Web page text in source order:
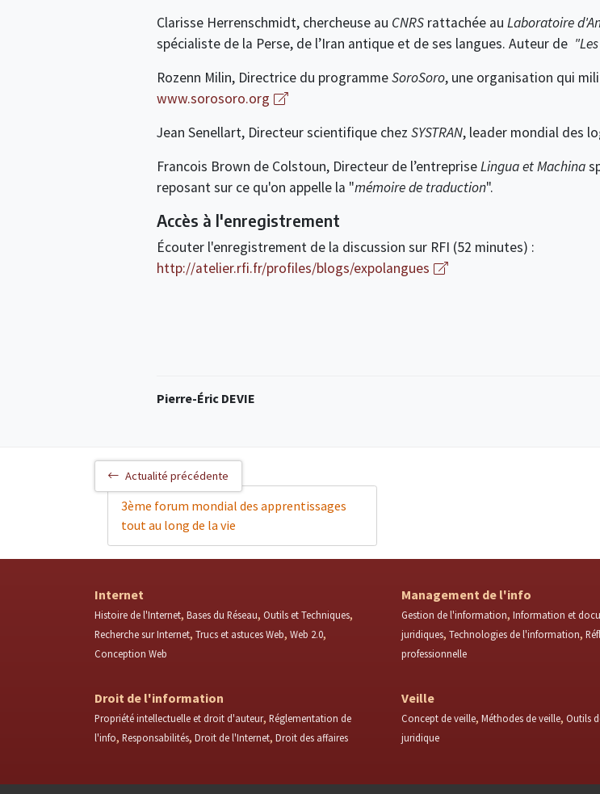
Clarisse Herrenschmidt, chercheuse au CNRSrattachée au Laboratoire
spécialiste de la Perse, de l’Iran antique et de ses langues. Auteur de "
Rozenn Milin, Directrice du programmeSoroSoro, une organisation qui
www.sorosoro.org
Jean Senellart, Directeur scientifique chez SYSTRAN, leader mondial des
Francois Brown de Colstoun, Directeur de l’entrepriseLingua et Machina
reposant sur ce qu'on appelle la "mémoire de traduction".
Accès à l'enregistrement
Écouter l'enregistrement de la discussion sur RFI (52 minutes) :
http://atelier.rfi.fr/profiles/blogs/expolangues
Pierre-Éric DEVIE
Actualité précédente
3ème forum mondial des apprentissages
tout au long de la vie
Internet
Histoire de l'Internet Bases du Réseau Outils et Techniques
Recherche sur Internet Trucs et astuces Web Web 2.0
Conception Web
Management de l'info
Gestion de l'information Information et
juridiques Technologies de l'information
professionnelle
Droit de l'information
Propriété intellectuelle et droit d'auteur Réglementation de
l'info Responsabilités Droit de l'Internet Droit des affaires
Veille
Concept de veille Méthodes de veille Outils
juridique